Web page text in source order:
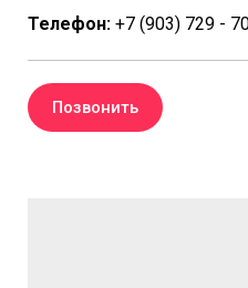
Телефон: +7 (903) 729 -
Позвонить